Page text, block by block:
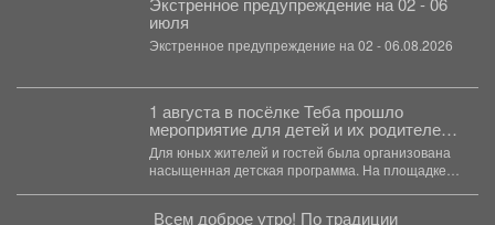
июля
Экстренное предупреждение на 02 - 06.08.2026
1 августа в посёлке Теба прошло
мероприятие для детей и их родителей
посвященное дню рождения поселка.
Для юных жителей и гостей была организована
насыщенная детская программа. На площадке
Всем доброе утро! По традиции